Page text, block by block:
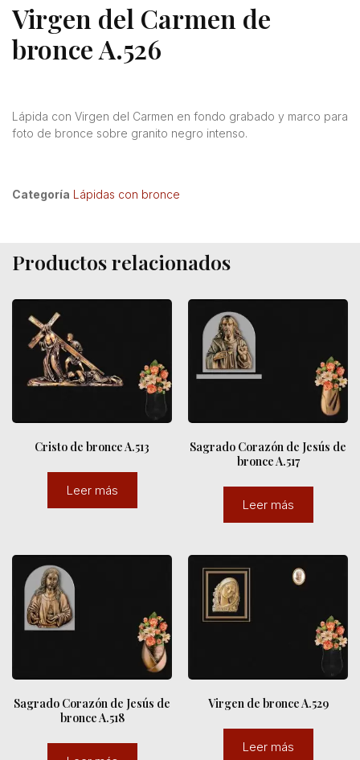
Virgen del Carmen de
bronce A.526
Lápida con Virgen del Carmen en fondo grabado y marco para
foto de bronce sobre granito negro intenso.
Categoría Lápidas con bronce
Productos relacionados
Cristo de bronce A.513
Leer más
Sagrado Corazón de Jesús de
bronce A.517
Leer más
Sagrado Corazón de Jesús de
bronce A.518
Virgen de bronce A.529
Leer más